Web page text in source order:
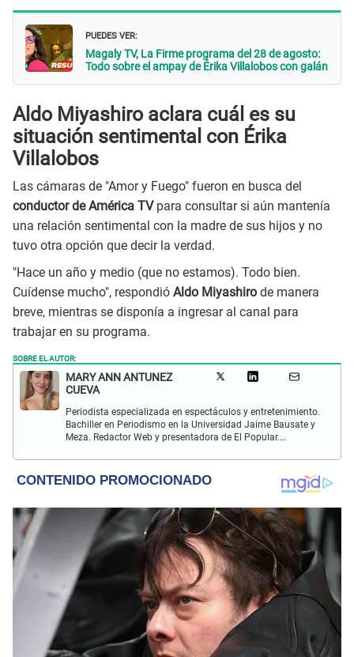
PUEDES VER:
Magaly TV, La Firme programa del 28 de agosto:
Todo sobre el ampay de Érika Villalobos con galán
Aldo Miyashiro aclara cuál es su
situación sentimental con Érika
Villalobos
Las cámaras de "Amor y Fuego" fueron en busca del
conductor de América TVpara consultar si aún mantenía
una relación sentimental con la madre de sus hijos y no
tuvo otra opción que decir la verdad.
"Hace un año y medio (que no estamos). Todo bien.
Cuídense mucho", respondió Aldo Miyashiro de manera
breve, mientras se disponía a ingresar al canal para
trabajar en su programa.
SOBRE EL AUTOR:
MARY ANN ANTUNEZ
CUEVA
Periodista especializada en espectáculos y entretenimiento.
Bachiller en Periodismo en la Universidad Jaime Bausate y
Meza. Redactor Web y presentadora de El Popular.
y espectáculos internacional.